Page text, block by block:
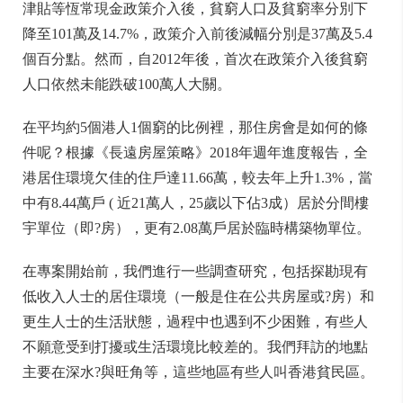
津貼等恆常現金政策介入後，貧窮人口及貧窮率分別下
降至101萬及14.7%，政策介入前後減幅分別是37萬及5.4
個百分點。然而，自2012年後，首次在政策介入後貧窮
人口依然未能跌破100萬人大關。
在平均約5個港人1個窮的比例裡，那住房會是如何的條
件呢？根據《長遠房屋策略》2018年週年進度報告，全
港居住環境欠佳的住戶達11.66萬，較去年上升1.3%，當
中有8.44萬戶 ( 近21萬人，25歲以下佔3成）居於分間樓
宇單位（即?房），更有2.08萬戶居於臨時構築物單位。
在專案開始前，我們進行一些調查研究，包括探勘現有
低收入人士的居住環境（一般是住在公共房屋或?房）和
更生人士的生活狀態，過程中也遇到不少困難，有些人
不願意受到打擾或生活環境比較差的。我們拜訪的地點
主要在深水?與旺角等，這些地區有些人叫香港貧民區。